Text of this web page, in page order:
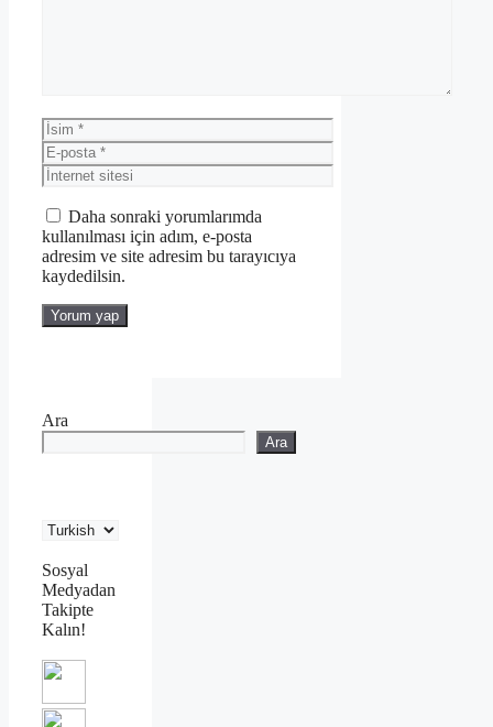
İsim
E-
posta
İnternet
sitesi
Daha sonraki yorumlarımda
kullanılması için adım, e-posta
adresim ve site adresim bu tarayıcıya
kaydedilsin.
Ara
Ara
Sosyal
Medyadan
Takipte
Kalın!